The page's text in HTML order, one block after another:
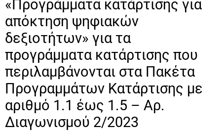
«Προγράμματα κατάρτισης για
απόκτηση ψηφιακών
δεξιοτήτων» για τα
προγράμματα κατάρτισης που
περιλαμβάνονται στα Πακέτα
Προγραμμάτων Κατάρτισης με
αριθμό 1.1 έως 1.5 – Αρ.
Διαγωνισμού 2/2023